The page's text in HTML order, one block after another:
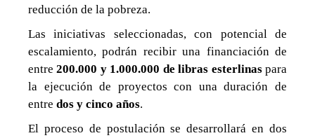
reducción de la pobreza.
Las iniciativas seleccionadas, con potencial de
escalamiento, podrán recibir una financiación de
entre200.000 y 1.000.000 de libras esterlinaspara
la ejecución de proyectos con una duración de
entre dos y cinco años.
El proceso de postulación se desarrollará en dos